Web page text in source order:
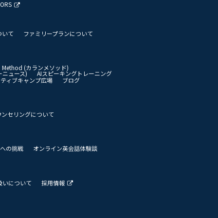
いて ファミリープランについて
Method (カランメソッド)
ニュース)
AIスピーキングトレーニング
ィブキャンプ広場
ブログ
セリングについて
の挑戦 オンライン英会話体験談
いについて 採用情報